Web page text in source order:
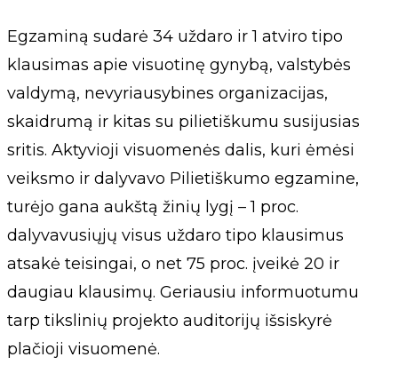
Egzaminą sudarė 34 uždaro ir 1 atviro tipo
klausimas apie visuotinę gynybą, valstybės
valdymą, nevyriausybines organizacijas,
skaidrumą ir kitas su pilietiškumu susijusias
sritis. Aktyvioji visuomenės dalis, kuri ėmėsi
veiksmo ir dalyvavo Pilietiškumo egzamine,
turėjo gana aukštą žinių lygį – 1 proc.
dalyvavusiųjų visus uždaro tipo klausimus
atsakė teisingai, o net 75 proc. įveikė 20 ir
daugiau klausimų. Geriausiu informuotumu
tarp tikslinių projekto auditorijų išsiskyrė
plačioji visuomenė.